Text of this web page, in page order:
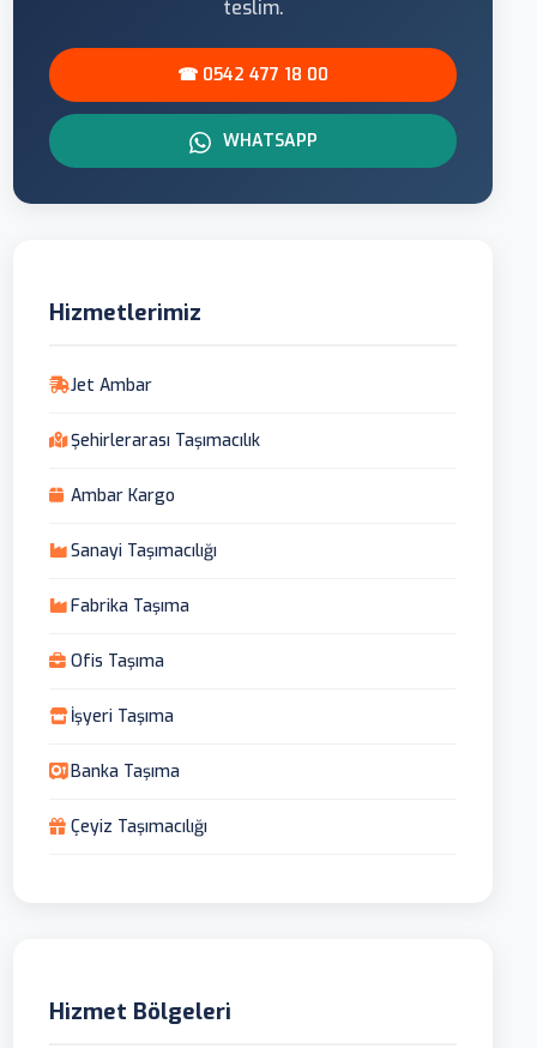
teslim.
☎ 0542 477 18 00
WHATSAPP
Hizmetlerimiz
Jet Ambar
Şehirlerarası Taşımacılık
Ambar Kargo
Sanayi Taşımacılığı
Fabrika Taşıma
Ofis Taşıma
İşyeri Taşıma
Banka Taşıma
Çeyiz Taşımacılığı
Hizmet Bölgeleri